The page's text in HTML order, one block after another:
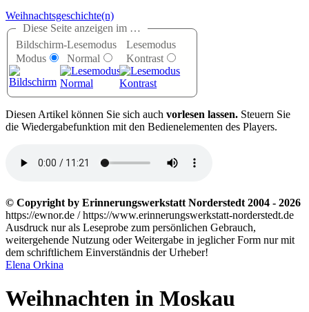
Weihnachtsgeschichte(n)
Diese Seite anzeigen im …
Bildschirm-
Modus
Lesemodus
Normal
Lesemodus
Kontrast
Diesen Artikel können Sie sich auch vorlesen lassen. Steuern Sie
die Wiedergabefunktion mit den Bedienelementen des Players.
© Copyright by Erinnerungswerkstatt Norderstedt 2004 - 2026
https://ewnor.de / https://www.erinnerungswerkstatt-norderstedt.de
Ausdruck nur als Leseprobe zum persönlichen Gebrauch,
weitergehende Nutzung oder Weitergabe in jeglicher Form nur mit
dem schriftlichem Einverständnis der Urheber!
Elena Orkina
Weihnachten in Moskau